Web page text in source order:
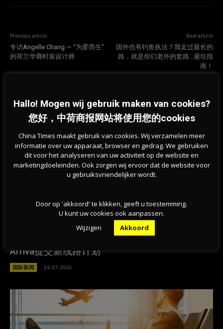
Previous article
专访Angelle Chang — “为爱而生”
的荷兰华裔时装设计师
Next article
国外也有钓鱼执法？我走过最长的
路，就是你们老外的套路…避坑指
南！
相关文章
格罗宁根、海牙、鹿特丹将迎巴黎直达列车，
Arriva提交新线路计划
国际新闻 24-07-2026
Hallo! Mogen wij gebruik maken van cookies?
您好，中荷商报网站将使用您的cookies
China Times maakt gebruik van cookies. Wij verzamelen meer
informatie over uw apparaat, browser en gedrag. We gebruiken
dit voor het analyseren van uw activiteit op de website en
marketingdoeleinden. Ook zorgen wij ervoor dat de website voor
u gebruiksvriendelijker wordt.
Door op 'akkoord' te klikken, geeft u toestemming.
U kunt uw cookies ook aanpassen.
Wijzigen
Akkoord